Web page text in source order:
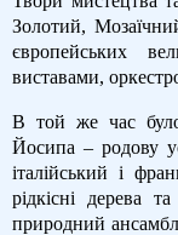
Золотий,
європейських
виставами,
В той же час було
Йосипа – родову
італійський і
рідкісні дерева
природний